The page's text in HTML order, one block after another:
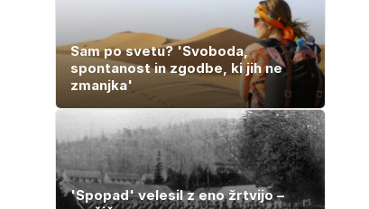
Sam po svetu? 'Svoboda,
spontanost in zgodbe, ki jih ne
zmanjka'
'Spopad' velesil z eno žrtvijo –